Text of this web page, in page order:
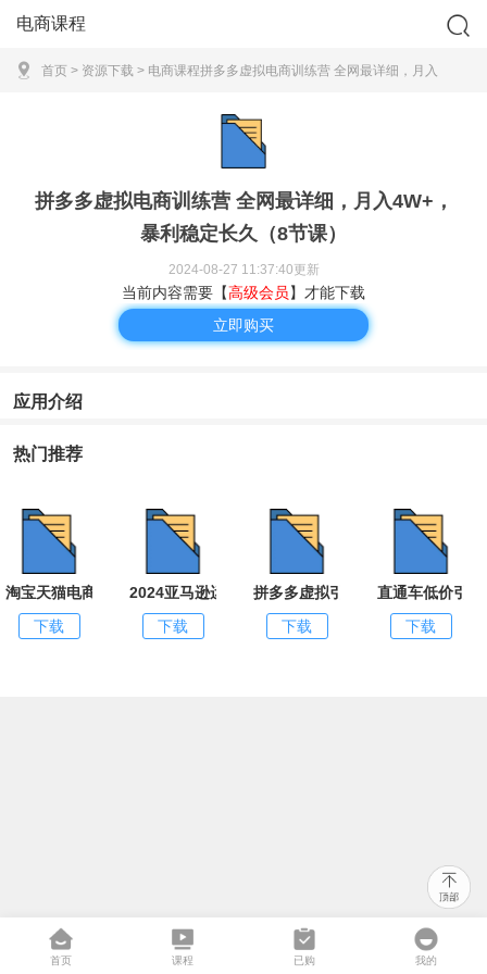
电商课程
首页 > 资源下载 > 电商课程拼多多虚拟电商训练营 全网最详细，月入
拼多多虚拟电商训练营 全网最详细，月入4W+，
暴利稳定长久（8节课）
2024-08-27 11:37:40更新
当前内容需要【高级会员】才能下载
立即购买
应用介绍
热门推荐
淘宝天猫电商七层盈利增长课：月入N万的爆款底层逻辑（视频 10节）
下载
2024亚马逊运营高阶课程 助你突破销量瓶颈（228节
下载
拼多多虚拟引流技术与私域变现
下载
直通车低价引
下载
首页 课程 已购 我的